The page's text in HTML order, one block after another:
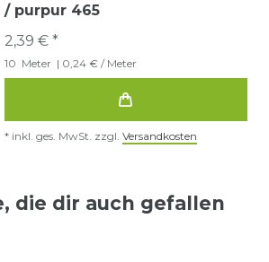
/ purpur 465
2,39 € *
10 Meter | 0,24 € / Meter
* inkl. ges. MwSt. zzgl. Versandkosten
die dir auch gefallen